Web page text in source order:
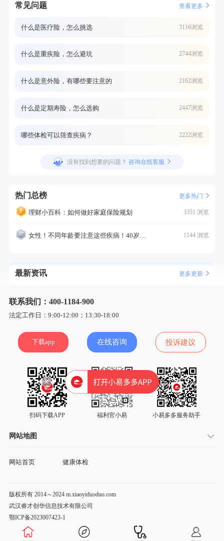
常见问题 查看更多
什么是医疗险，怎么挑选 3116浏览
什么是重疾险，怎么避坑 2744浏览
什么是意外险，有哪些要注意的 2162浏览
什么是定期寿险，怎么选购 2447浏览
哪些体检可以筛查疾病？ 2222浏览
没有找到想要的问题？ 咨询在线客服
热门总榜 更多热门
理财小百科：如何做好家庭保险规划 3351 浏览
女性！不同年龄要注意这些疾病！40岁的这个疾病最需要注意！ 1144 浏览
最新资讯 更多更新
联系我们：400-1184-900
法定工作日：9:00-12:00；13:30-18:00
下载app 在线咨询 投诉建议
扫码下载APP 福利官小易 小易多多服务助手
网站地图
网站首页 健康体检
版权所有 2014～2024 m.xiaoyiduoduo.com
武汉睿才创华信息技术有限公司
鄂ICP备2023007423-1